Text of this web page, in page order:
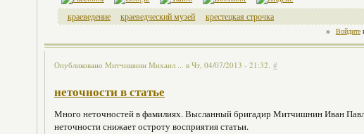
краеведение краеведческий музей
крестецкая строчка
»
Войдите
Опубликовано Митчишнин Михаил ... в Чт, 04/07/2013 - 21:32. #
неточности в статье
Много неточностей в фамилиях. Высланный бригадир Митчишнин Иван
неточности снижает остроту восприятия статьи.